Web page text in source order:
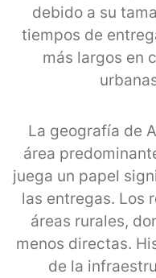
debido a su
tiempos de
más largos en
La geografía de
área
juega un papel
las entregas. Los
áreas rurales,
menos directas.
de la